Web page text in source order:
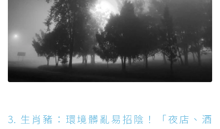
3. 生肖豬：環境髒亂易招陰！「夜店、酒